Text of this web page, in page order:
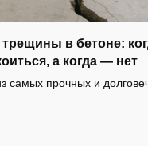
в бетоне:
а когда — нет
самых прочных и